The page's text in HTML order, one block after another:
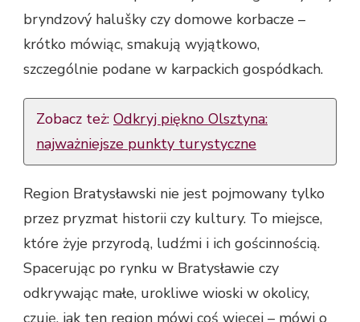
bryndzový halušky czy domowe korbacze –
krótko mówiąc, smakują wyjątkowo,
szczególnie podane w karpackich gospódkach.
Zobacz też: Odkryj piękno Olsztyna:
najważniejsze punkty turystyczne
Region Bratysławski nie jest pojmowany tylko
przez pryzmat historii czy kultury. To miejsce,
które żyje przyrodą, ludźmi i ich gościnnością.
Spacerując po rynku w Bratysławie czy
odkrywając małe, urokliwe wioski w okolicy,
czuję, jak ten region mówi coś więcej – mówi o